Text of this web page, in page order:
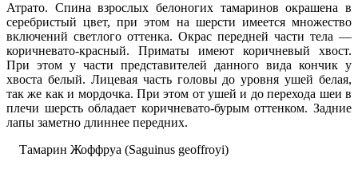
Атрато. Спина взрослых белоногих тамаринов окрашена в
серебристый цвет, при этом на шерсти имеется множество
включений светлого оттенка. Окрас передней части тела —
коричневато-красный. Приматы имеют коричневый хвост.
При этом у части представителей данного вида кончик у
хвоста белый. Лицевая часть головы до уровня ушей белая,
так же как и мордочка. При этом от ушей и до перехода шеи в
плечи шерсть обладает коричневато-бурым оттенком. Задние
лапы заметно длиннее передних.
Тамарин Жоффруа (Saguinus geoffroyi)